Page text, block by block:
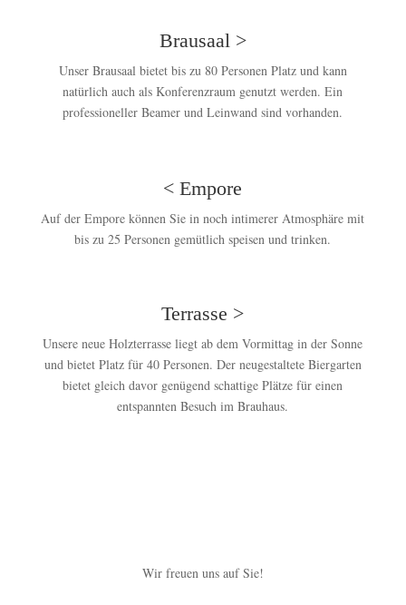
Brausaal >
Unser Brausaal bietet bis zu 80 Personen Platz und kann
natürlich auch als Konferenzraum genutzt werden. Ein
professioneller Beamer und Leinwand sind vorhanden.
< Empore
Auf der Empore können Sie in noch intimerer Atmosphäre mit
bis zu 25 Personen gemütlich speisen und trinken.
Terrasse >
Unsere neue Holzterrasse liegt ab dem Vormittag in der Sonne
und bietet Platz für 40 Personen. Der neugestaltete Biergarten
bietet gleich davor genügend schattige Plätze für einen
entspannten Besuch im Brauhaus.
Wir freuen uns auf Sie!